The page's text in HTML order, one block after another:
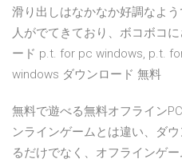
滑り出しはなかなか好調なよ
人がでてきており、ボコボコ
ード p.t. for pc windows, p.t.
windows ダウンロード 無料
無料で遊べる無料オフライン
ンラインゲームとは違い、ダ
るだけでなく、オフラインゲ